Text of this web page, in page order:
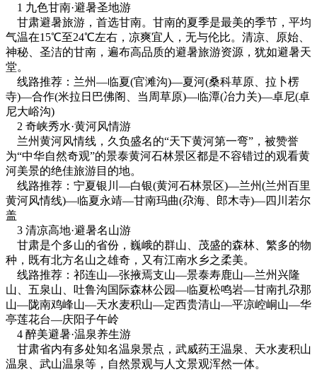
1 九色甘南·避暑圣地游
甘肃避暑旅游，首选甘南。甘南的夏季是最美的季节，平均
气温在15℃至24℃左右，凉爽宜人，无与伦比。清凉、原始、
神秘、圣洁的甘南，遍布高品质的避暑旅游资源，犹如避暑天
堂。
线路推荐：兰州—临夏(官滩沟)—夏河(桑科草原、拉卜楞
寺)—合作(米拉日巴佛阁、当周草原)—临潭(冶力关)—卓尼(卓
尼大峪沟)
2 奇峡秀水·黄河风情游
兰州黄河风情线，久负盛名的“天下黄河第一弯”，被赞誉
为“中华自然奇观”的景泰黄河石林景区都是不容错过的观看黄
河美景的绝佳旅游目的地。
线路推荐：宁夏银川—白银(黄河石林景区)—兰州(兰州百里
黄河风情线)—临夏永靖—甘南玛曲(尕海、郎木寺)—四川若尔
盖
3 清凉高地·避暑名山游
甘肃是个多山的省份，巍峨的群山、茂盛的森林、繁多的物
种，既有北方名山之雄奇，又有江南水乡之柔美。
线路推荐：祁连山—张掖焉支山—景泰寿鹿山—兰州兴隆
山、五泉山、吐鲁沟国际森林公园—临夏松鸣岩—甘南扎尕那
山—陇南鸡峰山—天水麦积山—定西贵清山—平凉崆峒山—华
亭莲花台—庆阳子午岭
4 醉美避暑·温泉养生游
甘肃省内有多处知名温泉景点，武威药王温泉、天水麦积山
温泉、武山温泉等，自然景观与人文景观浑然一体。